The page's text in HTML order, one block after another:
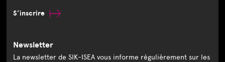
S’inscrire
Newsletter
La newsletter de SIK-ISEA vous informe régulièrement sur les